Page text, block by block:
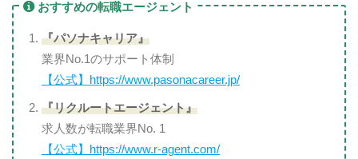
おすすめの転職エージェント
『パソナキャリア』
業界No.1のサポート体制
【公式】https://www.pasonacareer.jp/
『リクルートエージェント』
求人数が転職業界No. 1
【公式】https://www.r-agent.com/